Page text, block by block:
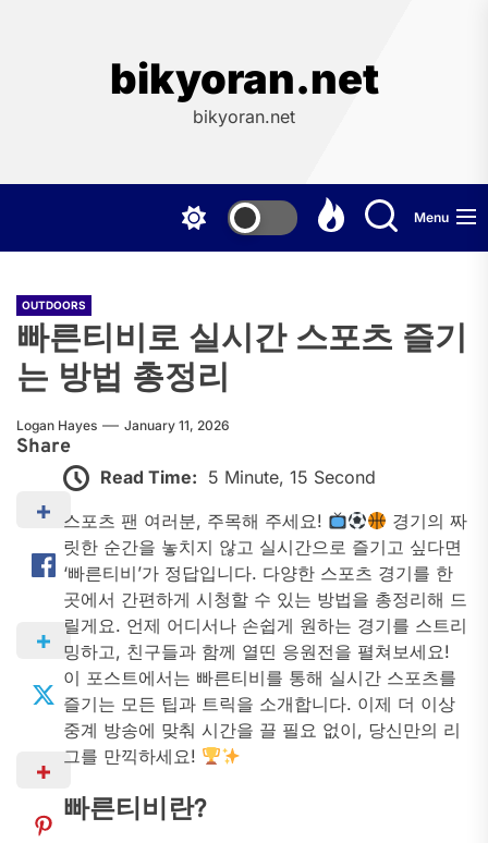
bikyoran.net
bikyoran.net
Menu
OUTDOORS
빠른티비로 실시간 스포츠 즐기
는 방법 총정리
Logan Hayes January 11, 2026
Share
Read Time: 5 Minute, 15 Second
스포츠 팬 여러분, 주목해 주세요!
경기의 짜
릿한 순간을 놓치지 않고 실시간으로 즐기고 싶다면
‘빠른티비’가 정답입니다. 다양한 스포츠 경기를 한
곳에서 간편하게 시청할 수 있는 방법을 총정리해 드
릴게요. 언제 어디서나 손쉽게 원하는 경기를 스트리
밍하고, 친구들과 함께 열띤 응원전을 펼쳐보세요!
이 포스트에서는 빠른티비를 통해 실시간 스포츠를
즐기는 모든 팁과 트릭을 소개합니다. 이제 더 이상
중계 방송에 맞춰 시간을 끌 필요 없이, 당신만의 리
그를 만끽하세요!
빠른티비란?